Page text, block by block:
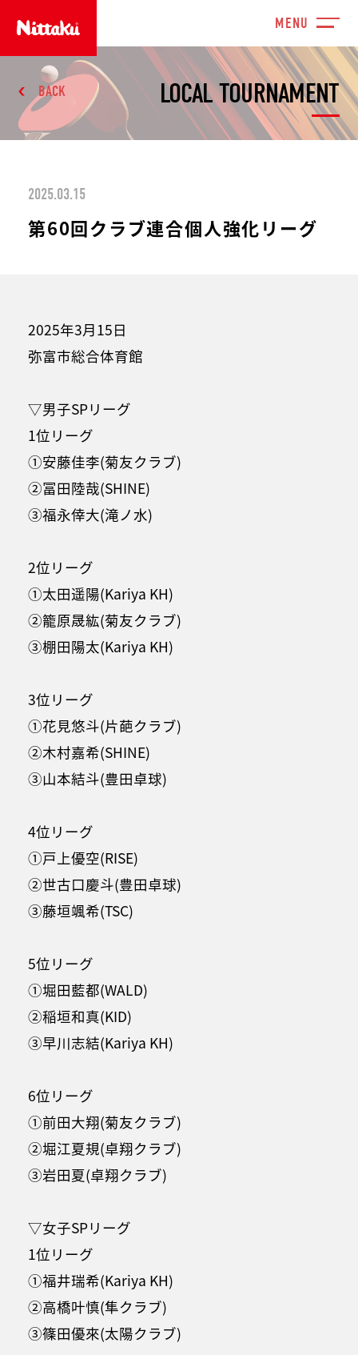
LOCAL TOURNAMENT
BACK
2025.03.15
第60回クラブ連合個人強化リーグ
2025年3月15日
弥富市総合体育館
▽男子SPリーグ
1位リーグ
①安藤佳李(菊友クラブ)
②冨田陸哉(SHINE)
③福永倖大(滝ノ水)
2位リーグ
①太田遥陽(Kariya KH)
②籠原晟紘(菊友クラブ)
③棚田陽太(Kariya KH)
3位リーグ
①花見悠斗(片葩クラブ)
②木村嘉希(SHINE)
③山本結斗(豊田卓球)
4位リーグ
①戸上優空(RISE)
②世古口慶斗(豊田卓球)
③藤垣颯希(TSC)
5位リーグ
①堀田藍都(WALD)
②稲垣和真(KID)
③早川志結(Kariya KH)
6位リーグ
①前田大翔(菊友クラブ)
②堀江夏規(卓翔クラブ)
③岩田夏(卓翔クラブ)
▽女子SPリーグ
1位リーグ
①福井瑞希(Kariya KH)
②高橋叶慎(隼クラブ)
③篠田優來(太陽クラブ)